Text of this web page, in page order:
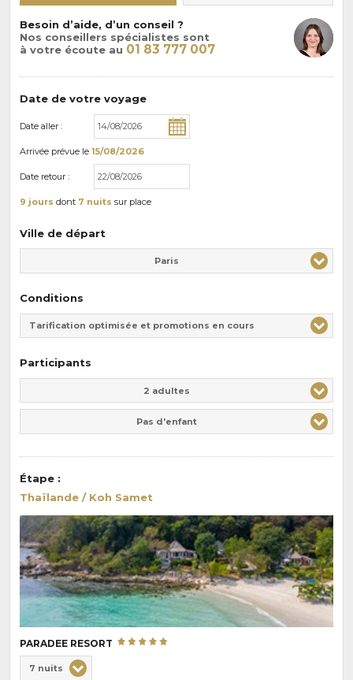
Besoin d’aide, d’un conseil ?
Nos conseillers spécialistes sont
à votre écoute au 01 83 777 007
Date de votre voyage
Date aller :
Arrivée prévue le 15/08/2026
Date retour :
9 jours dont 7 nuits sur place
Ville de départ
Paris
Conditions
Tarification optimisée et promotions en cours
Participants
2 adultes
Pas d'enfant
Étape :
Thaïlande / Koh Samet
PARADEE RESORT
7 nuits